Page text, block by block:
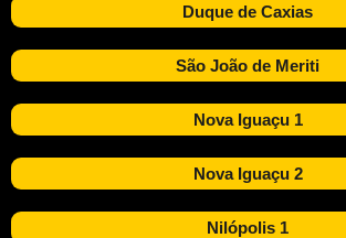
Duque de Caxias
São João de Meriti
Nova Iguaçu 1
Nova Iguaçu 2
Nilópolis 1